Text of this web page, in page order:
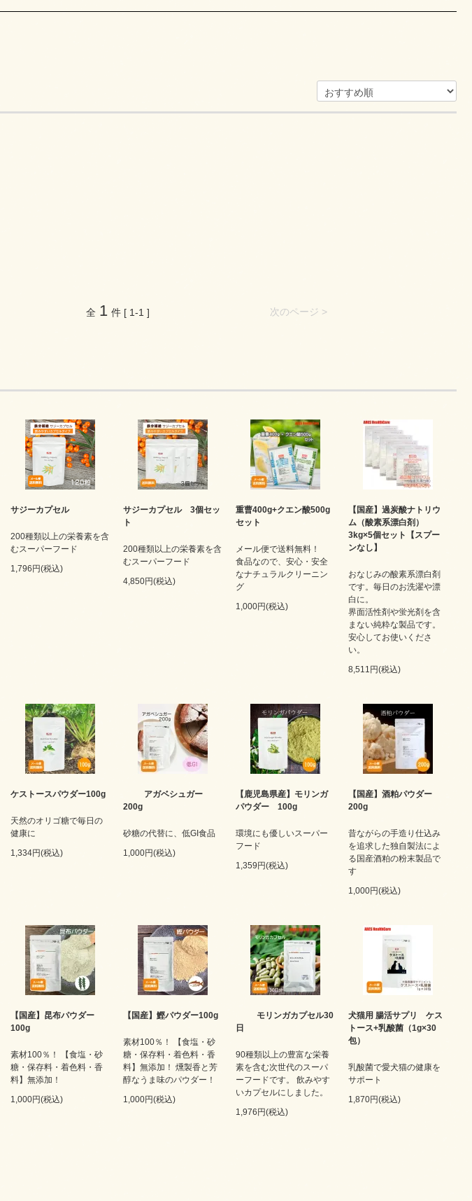
次のページ >
全 1 件 [ 1-1 ]
サジーカプセル
200種類以上の栄養素を含
むスーパーフード
1,796円(税込)
サジーカプセル 3個セッ
ト
200種類以上の栄養素を含
むスーパーフード
4,850円(税込)
重曹400g+クエン酸500g
セット
メール便で送料無料！
食品なので、安心・安全
なナチュラルクリーニン
グ
1,000円(税込)
【国産】過炭酸ナトリウ
ム（酸素系漂白剤）
3kg×5個セット【スプー
ンなし】
おなじみの酸素系漂白剤
です。毎日のお洗濯や漂
白に。
界面活性剤や蛍光剤を含
まない純粋な製品です。
安心してお使いくださ
い。
8,511円(税込)
ケストースパウダー100g
天然のオリゴ糖で毎日の
健康に
1,334円(税込)
アガベシュガー
200g
砂糖の代替に、低GI食品
1,000円(税込)
【鹿児島県産】モリンガ
パウダー 100g
環境にも優しいスーパー
フード
1,359円(税込)
【国産】酒粕パウダー
200g
昔ながらの手造り仕込み
を追求した独自製法によ
る国産酒粕の粉末製品で
す
1,000円(税込)
【国産】昆布パウダー
100g
素材100％！ 【食塩・砂
糖・保存料・着色料・香
料】無添加！
1,000円(税込)
【国産】鰹パウダー100g
素材100％！ 【食塩・砂
糖・保存料・着色料・香
料】無添加！ 燻製香と芳
醇なうま味のパウダー！
1,000円(税込)
モリンガカプセル30
日
90種類以上の豊富な栄養
素を含む次世代のスーパ
ーフードです。 飲みやす
いカプセルにしました。
1,976円(税込)
犬猫用 腸活サプリ ケス
トース+乳酸菌（1g×30
包）
乳酸菌で愛犬猫の健康を
サポート
1,870円(税込)